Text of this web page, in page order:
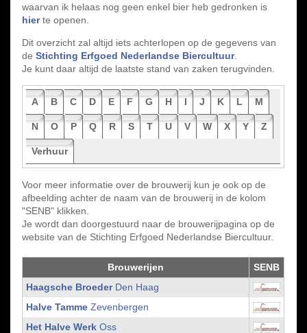
waarvan ik helaas nog geen enkel bier heb gedronken is
hierte openen.
Dit overzicht zal altijd iets achterlopen op de gegevens van
deStichting Erfgoed Nederlandse Biercultuur.
Je kunt daar altijd de laatste stand van zaken terugvinden.
A B C D E F G H I J K L M
N O P Q R S T U V W X Y Z
Verhuur
Voor meer informatie over de brouwerij kun je ook op de
afbeelding achter de naam van de brouwerij in de kolom
"SENB" klikken.
Je wordt dan doorgestuurd naar de brouwerijpagina op de
website van de Stichting Erfgoed Nederlandse Biercultuur.
Brouwerijen
SENB
Haagsche BroederDen Haag
Halve Tamme Zevenbergen
Het Halve Werk Oss